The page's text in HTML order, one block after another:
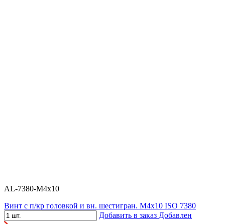
AL-7380-M4x10
Винт с п/кр головкой и вн. шестигран. М4x10 ISO 7380
Добавить в заказ Добавлен